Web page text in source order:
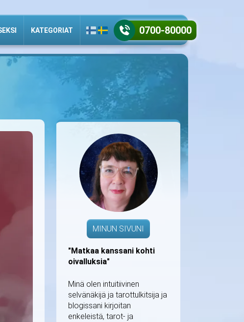
KATEGORIAT 0700-80000
MINUN SIVUNI
"Matkaa kanssani kohti
oivalluksia"
Minä olen intuitiivinen
selvänäkijä ja tarottulkitsija ja
blogissani kirjoitan
enkeleistä, tarot- ja